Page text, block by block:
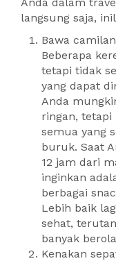
langsung saja,
Bawa camilan
Beberapa
tetapi tidak
yang dapat
Anda
ringan,
semua yang
buruk. Saat
12 jam dari
inginkan
berbagai
Lebih baik
sehat,
banyak
Kenakan